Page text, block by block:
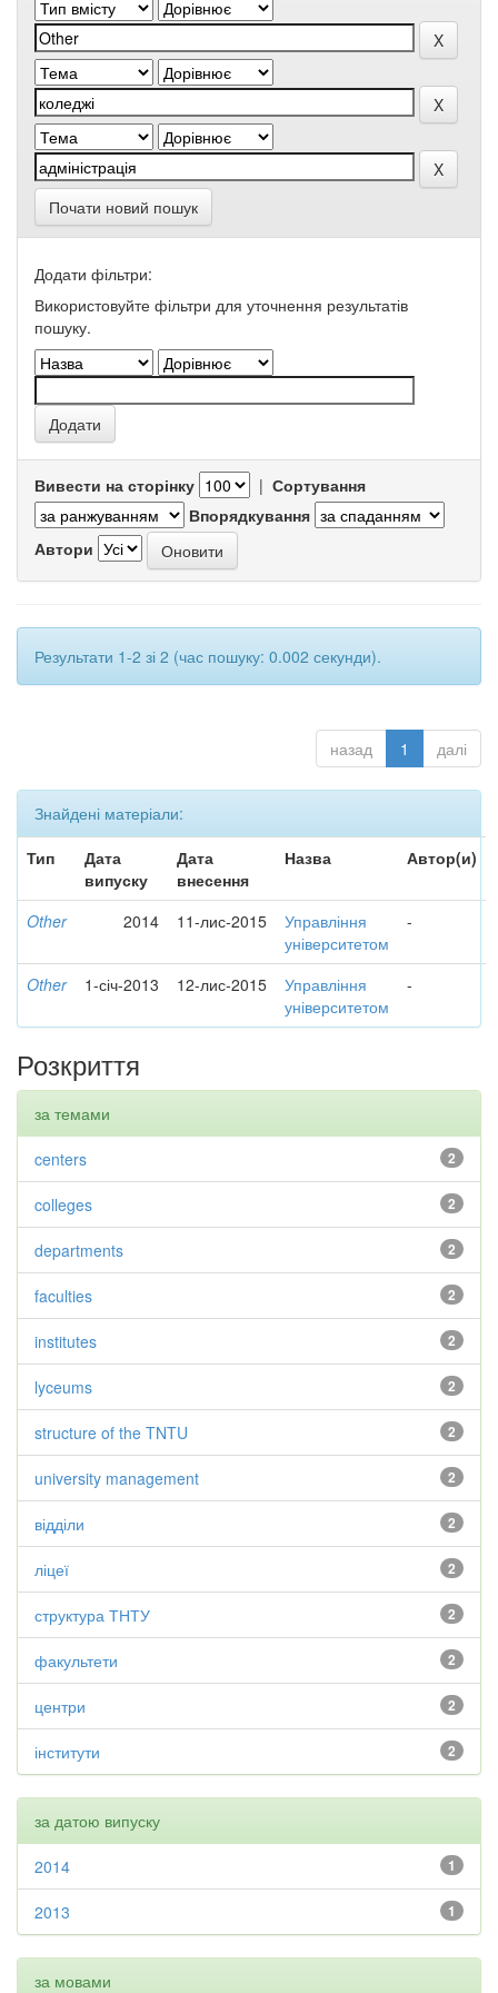
Почати новий пошук
Додати фільтри:
Використовуйте фільтри для уточнення результатів
пошуку.
Вивести на сторінку | Сортування
Впорядкування
Автори
Результати 1-2 зі 2 (час пошуку: 0.002 секунди).
назад 1 далі
Знайдені матеріали:
Тип
Дата
випуску
Дата
внесення
Назва Автор(и)
Other 2014 11-лис-2015
Управління
університетом
-
Other 1-січ-2013 12-лис-2015
Управління
університетом
-
Розкриття
за темами
2
centers
2
colleges
2
departments
2
faculties
2
institutes
2
lyceums
2
structure of the TNTU
2
university management
2
відділи
2
ліцеї
2
структура ТНТУ
2
факультети
2
центри
2
інститути
за датою випуску
1
2014
1
2013
за мовами